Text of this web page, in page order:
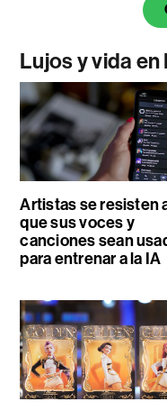
Lujos y vida
Artistas se resisten
que sus voces y
canciones sean
para entrenar a la IA